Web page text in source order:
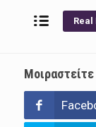
Real